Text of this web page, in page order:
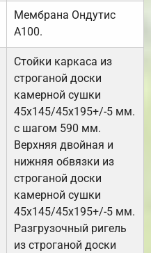
Мембрана Ондутис
А100.
Стойки каркаса из
строганой доски
камерной сушки
45х145/45х195+/-5 мм.
с шагом 590 мм.
Верхняя двойная и
нижняя обвязки из
строганой доски
камерной сушки
45х145/45х195+/-5 мм.
Разгрузочный ригель
из строганой доски